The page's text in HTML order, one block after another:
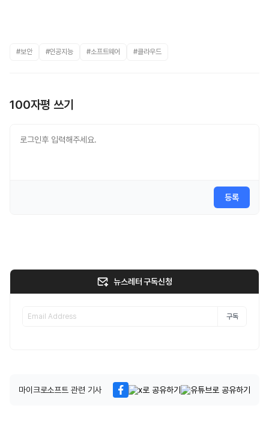
#보안 #인공지능 #소프트웨어 #클라우드
100자평 쓰기
등록
뉴스레터 구독신청
구독
마이크로소프트 관련 기사